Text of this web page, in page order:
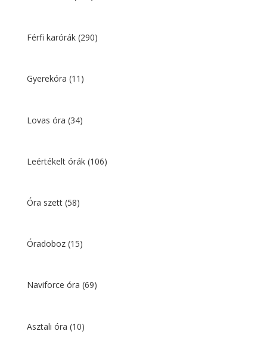
Férfi karórák (290)
Gyerekóra (11)
Lovas óra (34)
Leértékelt órák (106)
Óra szett (58)
Óradoboz (15)
Naviforce óra (69)
Asztali óra (10)